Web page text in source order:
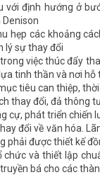
định hướng ở
Denison
hẹp các khoảng
lý sự thay đổi
việc thúc đẩy
tinh thần và nơi
tiêu can thiệp,
thay đổi, đả thông
cự, phát triển chiến
đổi về văn hóa.
phải được thiết kế
và thiết lập
bá cho các